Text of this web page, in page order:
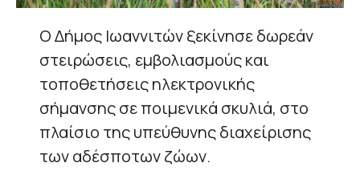
Ο Δήμος Ιωαννιτών ξεκίνησε δωρεάν
στειρώσεις, εμβολιασμούς και
τοποθετήσεις ηλεκτρονικής
σήμανσης σε ποιμενικά σκυλιά, στο
πλαίσιο της υπεύθυνης διαχείρισης
των αδέσποτων ζώων.